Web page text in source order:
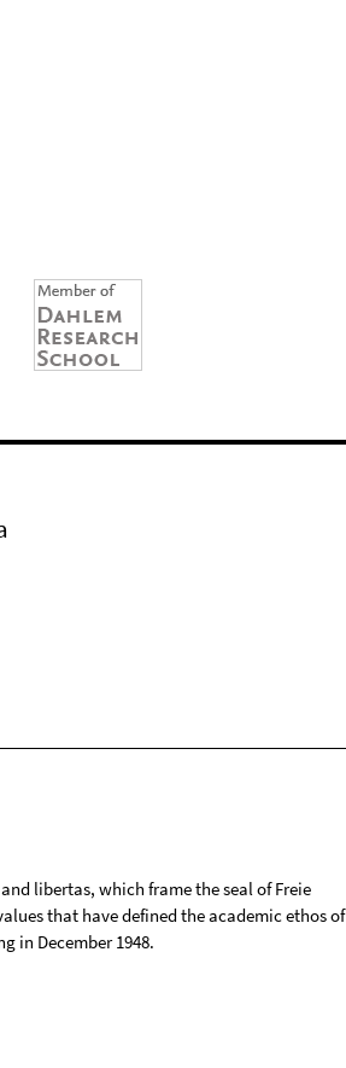
libertas, which frame the seal of Freie
that have defined the academic ethos of
in December 1948.